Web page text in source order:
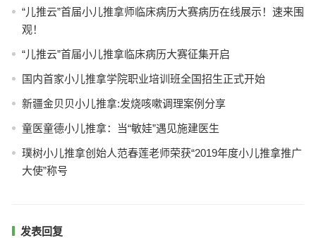
“儿推云”首届小儿推拿师临床病历大赛病历在线展示！速来围
观！
“儿推云”首届小儿推拿临床病历大赛征集开启
国内首家小儿推拿学院职业培训班全国招生正式开始
新疆金贝贝小儿推拿:发烧咳嗽调理案例分享
童医童德小儿推拿：当“敏娃”遇见施建医生
璞树小儿推拿创始人范春莲老师荣获“2019年度小儿推拿推广
大使”称号
发表回复